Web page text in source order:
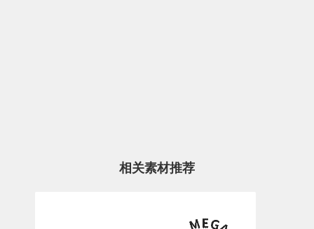
相关素材推荐